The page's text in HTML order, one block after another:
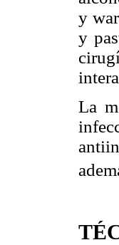
y
y
La